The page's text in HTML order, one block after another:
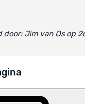
door: Jim van Os op